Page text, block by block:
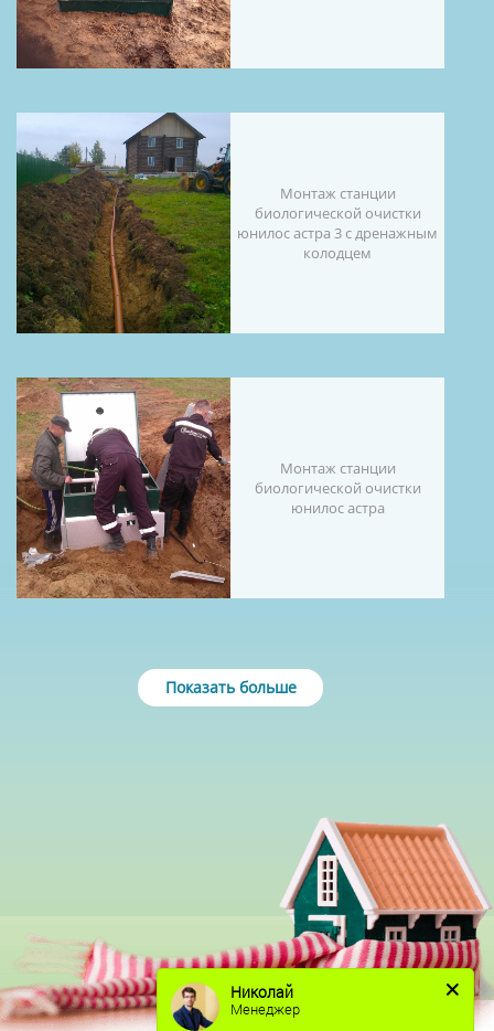
Монтаж станции
биологической очистки
юнилос астра 3 с дренажным
колодцем
Монтаж станции
биологической очистки
юнилос астра
Показать больше
Николай
Менеджер